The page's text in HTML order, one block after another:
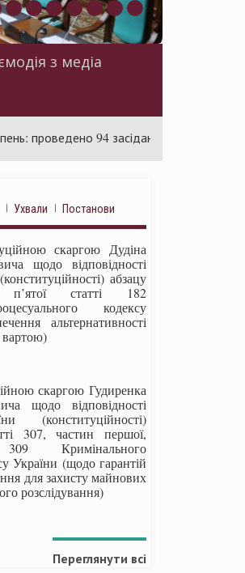
з медіа
94 засідання та ухвалено 85 актів
Ухвали Постанови
скаргою Дудіна
щодо відповідності
абзацу
п’ятої статті 182
кодексу
альтернативності
вартою)
скаргою Гудиренка
щодо відповідності
(конституційності)
307, частин першої,
Кримінального
України (щодо гарантій
для захисту майнових
розслідування)
Переглянути всі